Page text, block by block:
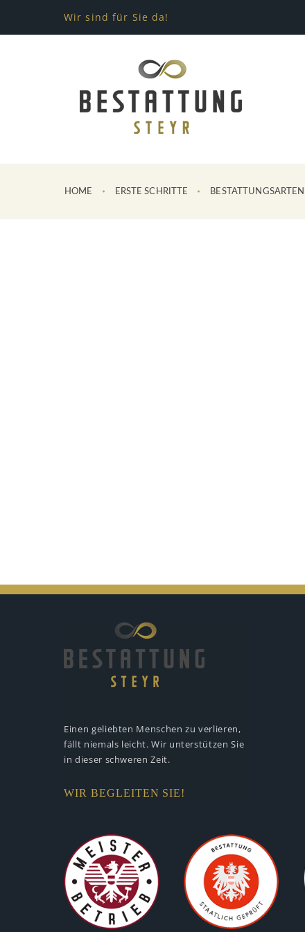
Wir sind für Sie da!
HOME ERSTE SCHRITTE BESTATTUNGSARTEN
Einen geliebten Menschen zu verlieren,
fällt niemals leicht. Wir unterstützen Sie
in dieser schweren Zeit.
WIR BEGLEITEN SIE!